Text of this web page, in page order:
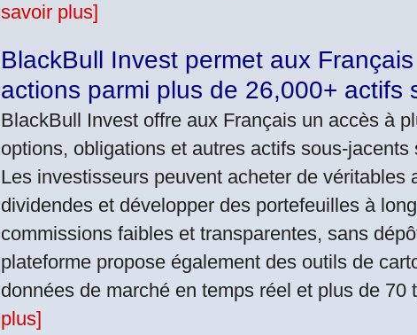
savoir plus]
BlackBull Invest permet aux
actions parmi plus de 26,000+ actifs
BlackBull Invest offre aux Français un accès à
options, obligations et autres actifs sous-
Les investisseurs peuvent acheter de véritables
dividendes et développer des portefeuilles à
commissions faibles et transparentes, sans
plateforme propose également des outils de
données de marché en temps réel et plus de 70
plus]